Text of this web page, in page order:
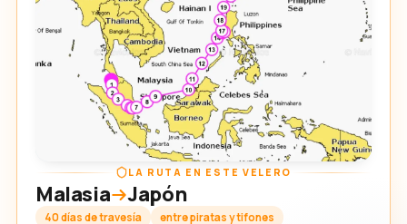
LA RUTA EN ESTE VELERO
Malasia Japón
40 días de travesía entre piratas y tifones